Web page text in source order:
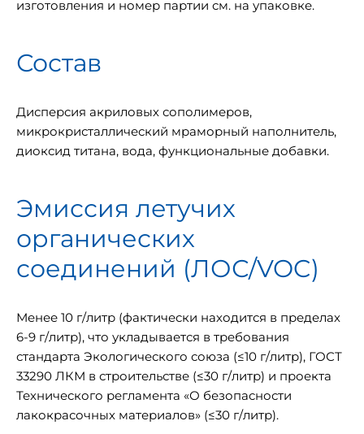
изготовления и номер партии см. на упаковке.
Состав
Дисперсия акриловых сополимеров,
микрокристаллический мраморный наполнитель,
диоксид титана, вода, функциональные добавки.
Эмиссия летучих
органических
соединений (ЛОС/VOC)
Менее 10 г/литр (фактически находится в пределах
6-9 г/литр), что укладывается в требования
стандарта Экологического союза (≤10 г/литр), ГОСТ
33290 ЛКМ в строительстве (≤30 г/литр) и проекта
Технического регламента «О безопасности
лакокрасочных материалов» (≤30 г/литр).